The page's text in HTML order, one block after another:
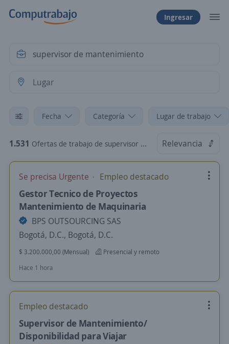
Ingresar
Fecha Categoría Lugar de trabajo
1.531 Ofertas de trabajo de supervisor de mantenimiento Relevancia
Se precisa Urgente Empleo destacado
Gestor Tecnico de Proyectos
Mantenimiento de Maquinaria
BPS OUTSOURCING SAS
Bogotá, D.C., Bogotá, D.C.
$ 3.200.000,00 (Mensual)
Presencial y remoto
Hace 1 hora
Empleo destacado
Supervisor de Mantenimiento/
Disponibilidad para Viajar